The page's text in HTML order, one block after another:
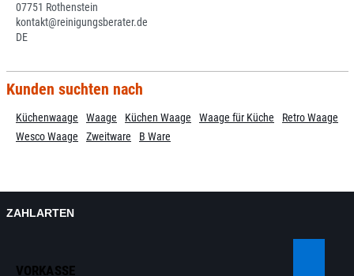
07751 Rothenstein
kontakt@reinigungsberater.de
DE
Kunden suchten nach
Küchenwaage Waage Küchen Waage Waage für Küche
Retro Waage
Wesco Waage
Zweitware B Ware
ZAHLARTEN
VORKASSE